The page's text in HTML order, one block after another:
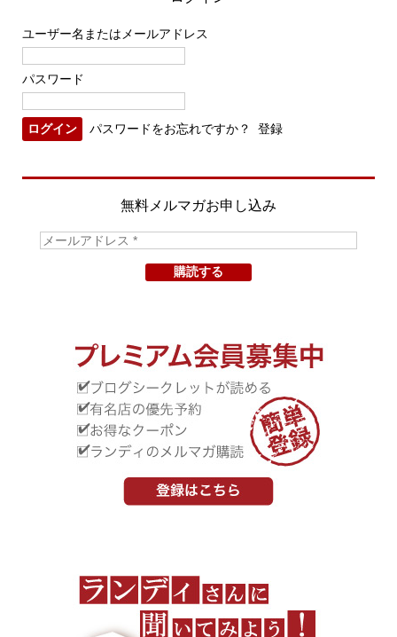
ユーザー名またはメールアドレス
パスワード
パスワードをお忘れですか？ 登録
無料メルマガお申し込み